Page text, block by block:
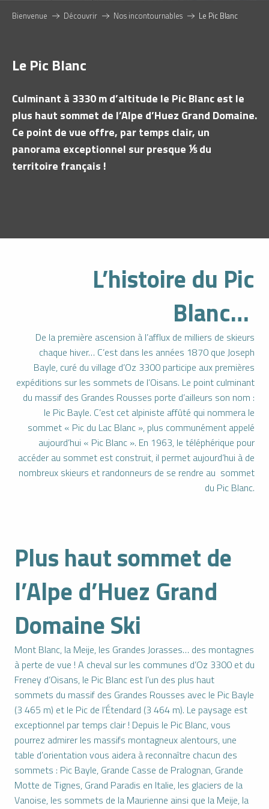
Bienvenue Découvrir Nos incontournables Le Pic Blanc
Le Pic Blanc
Culminant à 3330 m d’altitude le Pic Blanc est le
plus haut sommet de l’Alpe d’Huez Grand Domaine.
Ce point de vue offre, par temps clair, un
panorama exceptionnel sur presque ⅕ du
territoire français !
L’histoire du Pic
Blanc…
De la première ascension à l’afflux de milliers de skieurs
chaque hiver… C’est dans les années 1870 que Joseph
Bayle, curé du village d’Oz 3300 participe aux premières
expéditions sur les sommets de l’Oisans. Le point culminant
du massif des Grandes Rousses porte d’ailleurs son nom :
le Pic Bayle. C’est cet alpiniste affûté qui nommera le
sommet « Pic du Lac Blanc », plus communément appelé
aujourd’hui « Pic Blanc ». En 1963, le téléphérique pour
accéder au sommet est construit, il permet aujourd’hui à de
nombreux skieurs et randonneurs de se rendre au sommet
du Pic Blanc.
Plus haut sommet de
l’Alpe d’Huez Grand
Domaine Ski
Mont Blanc, la Meije, les Grandes Jorasses… des montagnes
à perte de vue ! A cheval sur les communes d’Oz 3300 et du
Freney d’Oisans, le Pic Blanc est l’un des plus haut
sommets du massif des Grandes Rousses avec le Pic Bayle
(3 465 m) et le Pic de l’Étendard (3 464 m). Le paysage est
exceptionnel par temps clair ! Depuis le Pic Blanc, vous
pourrez admirer les massifs montagneux alentours, une
table d’orientation vous aidera à reconnaître chacun des
sommets : Pic Bayle, Grande Casse de Pralognan, Grande
Motte de Tignes, Grand Paradis en Italie, les glaciers de la
Vanoise, les sommets de la Maurienne ainsi que la Meije, la